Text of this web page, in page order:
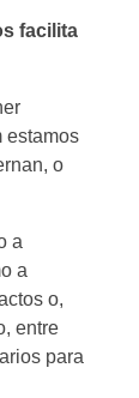
facilita
estamos
o
a
a
o,
entre
para